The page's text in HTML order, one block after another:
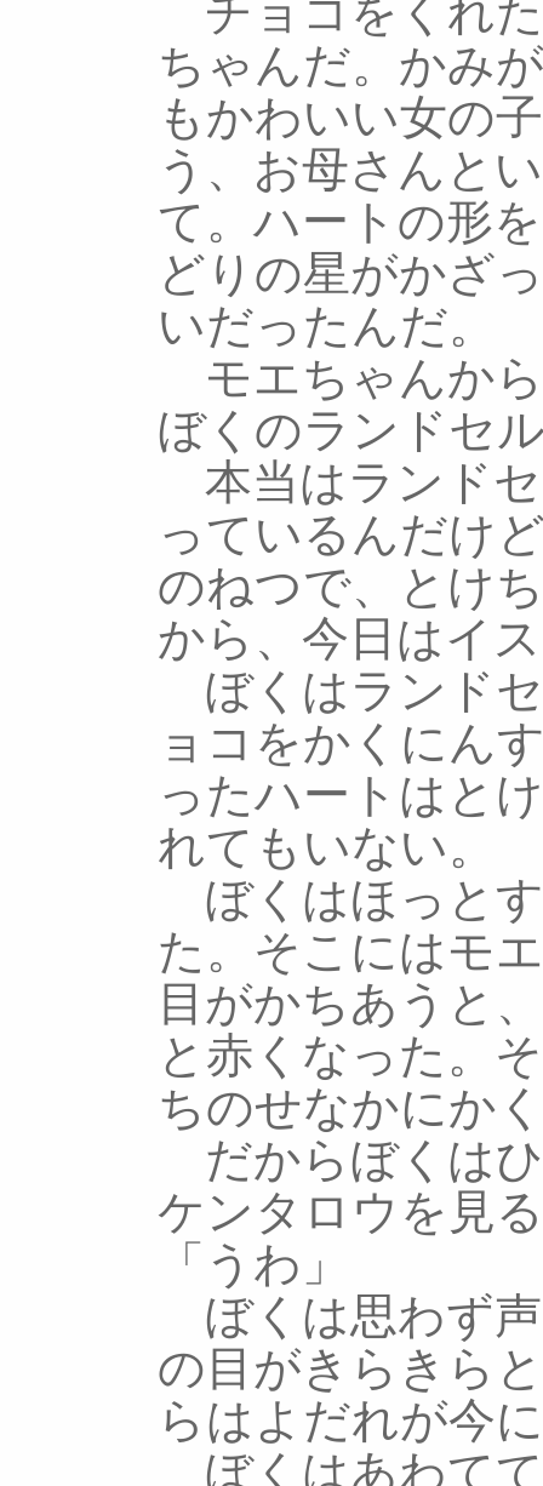
チョコをくれ
ちゃんだ。かみ
もかわいい女の
う、お母さんと
て。ハートの形
どりの星がかざ
いだったんだ。
モエちゃんか
ぼくのランドセ
本当はランド
っているんだけ
のねつで、とけ
から、今日はイ
ぼくはランド
ョコをかくにん
ったハートはと
れてもいない。
ぼくはほっと
た。そこにはモ
目がかちあうと
と赤くなった。
ちのせなかにか
だからぼくは
ケンタロウを見
「うわ」
ぼくは思わず
の目がきらきら
らはよだれが今
ぼくはあわて